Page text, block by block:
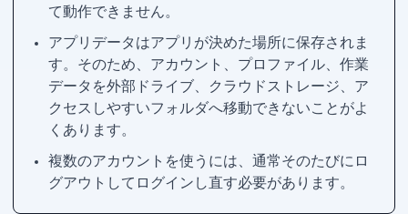
て動作できません。
アプリデータはアプリが決めた場所に保存されま
す。そのため、アカウント、プロファイル、作業
データを外部ドライブ、クラウドストレージ、ア
クセスしやすいフォルダへ移動できないことがよ
くあります。
複数のアカウントを使うには、通常そのたびにロ
グアウトしてログインし直す必要があります。